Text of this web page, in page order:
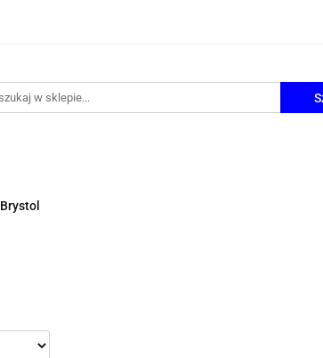
AGD
Brystol